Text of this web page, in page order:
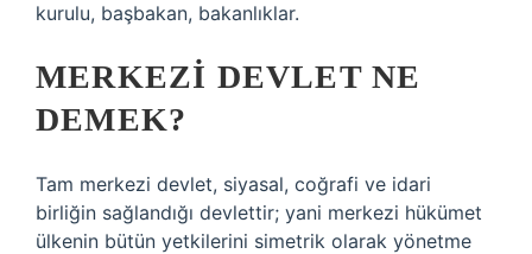
kurulu, başbakan, bakanlıklar.
MERKEZI DEVLET NE
DEMEK?
Tam merkezi devlet, siyasal, coğrafi ve idari
birliğin sağlandığı devlettir; yani merkezi hükümet
ülkenin bütün yetkilerini simetrik olarak yönetme